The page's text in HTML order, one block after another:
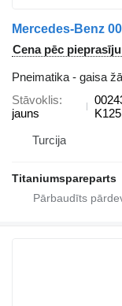
Cena pēc
Pneimatika - gaisa
Stāvoklis
jauns
Turcija
Titaniumspareparts